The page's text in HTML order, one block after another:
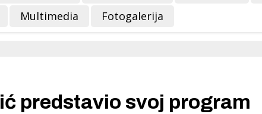
Multimedia Fotogalerija
predstavio svoj program